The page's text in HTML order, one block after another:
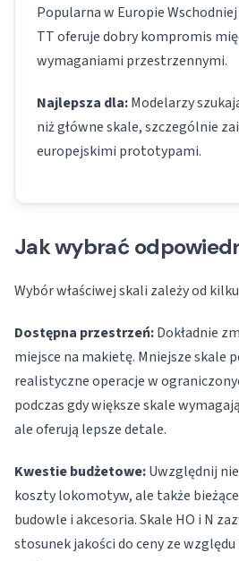
Popularna w Europie
TT oferuje dobry kompromis
wymaganiami przestrzennymi.
Najlepsza dla:Modelarzy
niż główne skale, szczególnie
europejskimi prototypami.
Jak wybrać
Wybór właściwej skali zależy od
Dostępna przestrzeń:Dokładnie
miejsce na makietę. Mniejsze skale
realistyczne operacje w
podczas gdy większe skale
ale oferują lepsze detale.
Kwestie budżetowe:Uwzględnij
koszty lokomotyw, ale także
budowle i akcesoria. Skale HO i N
stosunek jakości do ceny ze